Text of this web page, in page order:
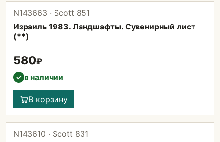
N143663 · Scott 851
Израиль 1983. Ландшафты. Сувенирный лист
(**)
580₽
✓ в наличии
В корзину
N143610 · Scott 831